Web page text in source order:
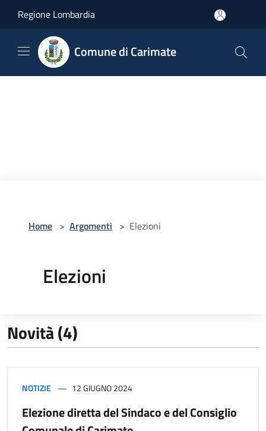
Regione Lombardia
Comune di Carimate
Home > Argomenti > Elezioni
Elezioni
Novità (4)
NOTIZIE 12 GIUGNO 2024
Elezione diretta del Sindaco e del Consiglio